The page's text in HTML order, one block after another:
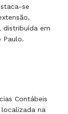
se
distribuída em
Paulo.
a
(MEC) para